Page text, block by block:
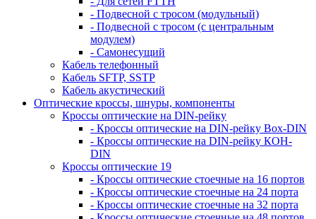
- Подвесной с тросом (модульный)
- Подвесной с тросом (с центральным
модулем)
- Самонесущий
Кабель телефонный
Кабель SFTP, SSTP
Кабель акустический
Оптические кроссы, шнуры, компоненты
Кроссы оптические на DIN-рейку
- Кроссы оптические на DIN-рейку Box-DIN
- Кроссы оптические на DIN-рейку КОН-
DIN
Кроссы оптические 19
- Кроссы оптические стоечные на 16 портов
- Кроссы оптические стоечные на 24 порта
- Кроссы оптические стоечные на 32 порта